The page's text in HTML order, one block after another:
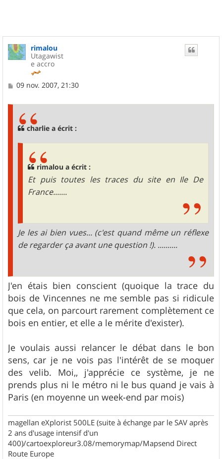
rimalou
Utagawist
e accro
M
09 nov. 2007, 21:30
charlie a écrit :
rimalou a écrit :
Et puis toutes les traces du site en Ile De
France.......
Je les ai bien vues... (c'est quand même un réflexe
de regarder ça avant une question !). ..........
J'en étais bien conscient (quoique la trace du
bois de Vincennes ne me semble pas si ridicule
que cela, on parcourt rarement complètement ce
bois en entier, et elle a le mérite d'exister).
Je voulais aussi relancer le débat dans le bon
sens, car je ne vois pas l'intérêt de se moquer
des velib. Moi,, j'apprécie ce système, je ne
prends plus ni le métro ni le bus quand je vais à
Paris (en moyenne un week-end par mois)
magellan eXplorist 500LE (suite à échange par le SAV après
2 ans d'usage intensif d'un
400)/cartoexploreur3.08/memorymap/Mapsend Direct
Route Europe